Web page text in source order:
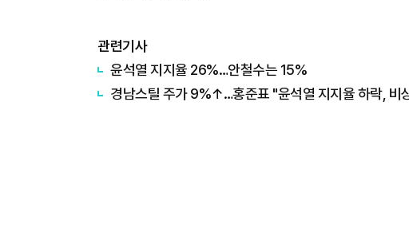
관련기사
윤석열 지지율 26%…안철수는 15%
경남스틸 주가 9%↑…홍준표 "윤석열 지지율 하락, 비